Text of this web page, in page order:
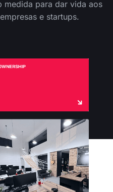
medida para dar vida aos
e startups.